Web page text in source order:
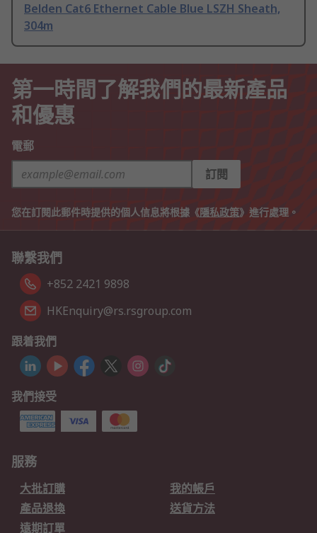
Belden Cat6 Ethernet Cable Blue LSZH Sheath,
304m
第一時間了解我們的最新產品
和優惠
電郵
訂閱
您在訂閱此郵件時提供的個人信息將根據《隱私政策》進行處理。
聯繫我們
+852 2421 9898
HKEnquiry@rs.rsgroup.com
跟着我們
我們接受
服務
大批訂購
我的帳戶
產品退換
送貨方法
遠期訂單